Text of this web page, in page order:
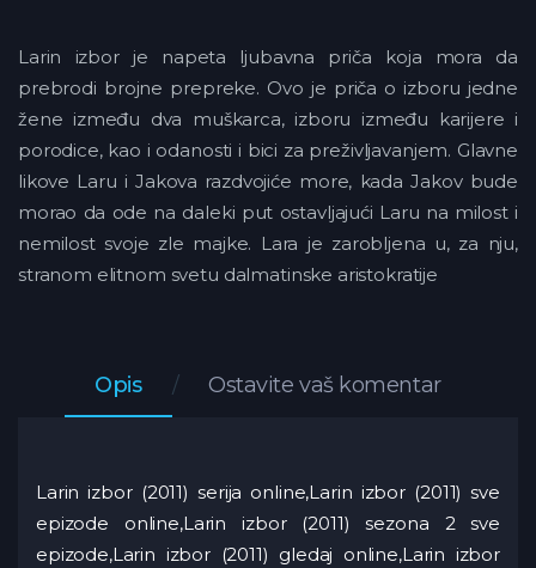
Larin izbor je napeta ljubavna priča koja mora da
prebrodi brojne prepreke. Ovo je priča o izboru jedne
žene između dva muškarca, izboru između karijere i
porodice, kao i odanosti i bici za preživljavanjem. Glavne
likove Laru i Jakova razdvojiće more, kada Jakov bude
morao da ode na daleki put ostavljajući Laru na milost i
nemilost svoje zle majke. Lara je zarobljena u, za nju,
stranom elitnom svetu dalmatinske aristokratije
Opis Ostavite vaš komentar
Larin izbor (2011) serija online,Larin izbor (2011) sve
epizode online,Larin izbor (2011) sezona 2 sve
epizode,Larin izbor (2011) gledaj online,Larin izbor